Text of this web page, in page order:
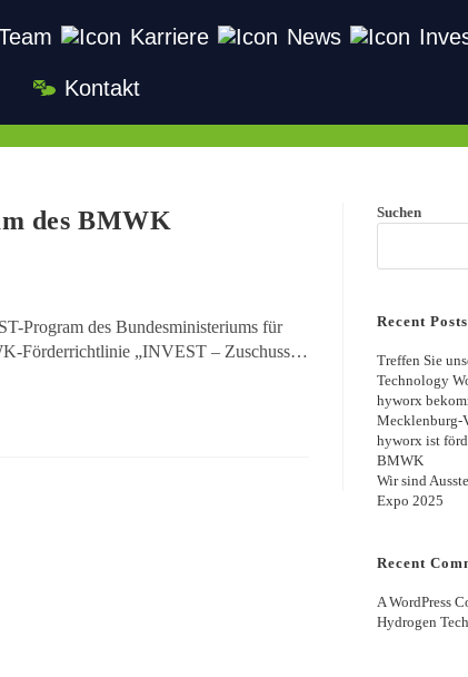
Karriere News
Kontakt
des BMWK
Program des Bundesministeriums für
Förderrichtlinie „INVEST – Zuschuss…
Suchen
Recent Posts
Treffen Sie
Technology
hyworx
Mecklenburg-
hyworx ist
BMWK
Wir sind
Expo 2025
Recent
A WordPress
Hydrogen